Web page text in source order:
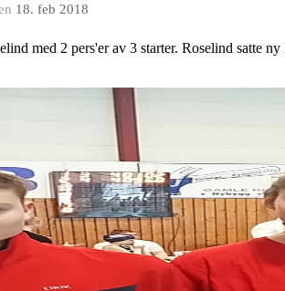
18. feb 2018
med 2 pers'er av 3 starter. Roselind satte